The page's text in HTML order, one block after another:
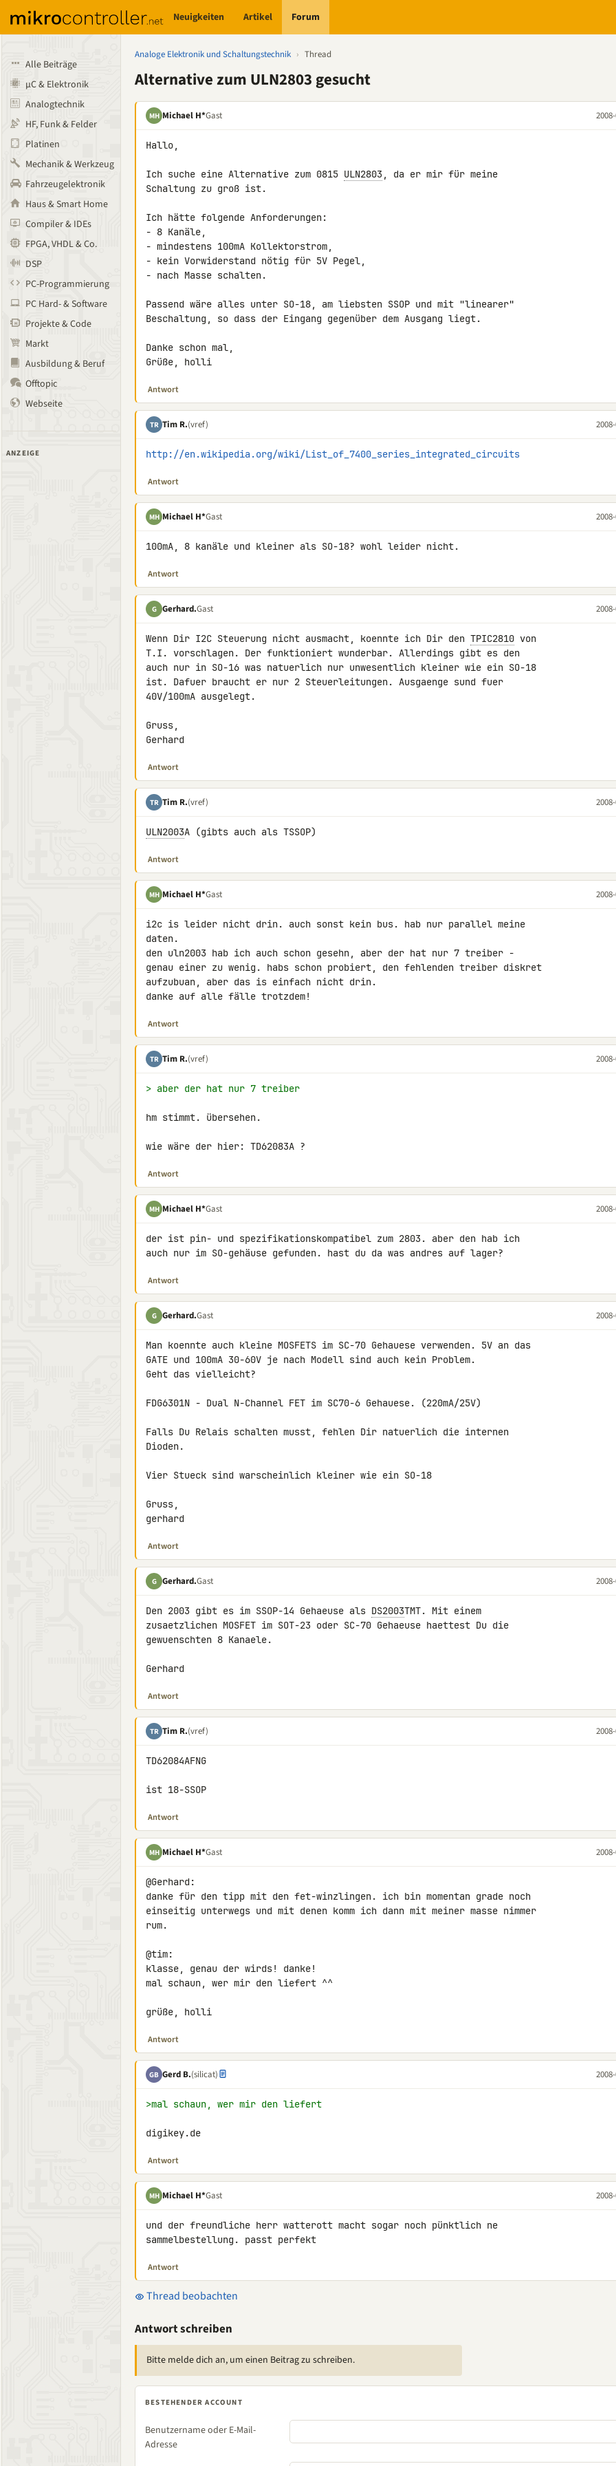
Neuigkeiten Artikel Forum
Alle Beiträge
µC & Elektronik
Analogtechnik
HF, Funk & Felder
Platinen
Mechanik & Werkzeug
Fahrzeugelektronik
Haus & Smart Home
Compiler & IDEs
FPGA, VHDL & Co.
DSP
PC-Programmierung
PC Hard- & Software
Projekte & Code
Markt
Ausbildung & Beruf
Offtopic
Webseite
ANZEIGE
Analoge Elektronik und Schaltungstechnik › Thread
Alternative zum ULN2803 gesucht
MH Michael H*Gast
Hallo,
Ich suche eine Alternative zum 0815 ULN2803, da er mir für meine
Schaltung zu groß ist.
Ich hätte folgende Anforderungen:
- 8 Kanäle,
- mindestens 100mA Kollektorstrom,
- kein Vorwiderstand nötig für 5V Pegel,
- nach Masse schalten.
Passend wäre alles unter SO-18, am liebsten SSOP und mit "linearer"
Beschaltung, so dass der Eingang gegenüber dem Ausgang liegt.
Danke schon mal,
Grüße, holli
Antwort
TR Tim R.(vref)
http://en.wikipedia.org/wiki/List_of_7400_series_integrated_circuits
Antwort
MH Michael H*Gast
100mA, 8 kanäle und kleiner als SO-18? wohl leider nicht.
Antwort
G Gerhard.Gast
Wenn Dir I2C Steuerung nicht ausmacht, koennte ich Dir den TPIC2810 von
T.I. vorschlagen. Der funktioniert wunderbar. Allerdings gibt es den
auch nur in SO-16 was natuerlich nur unwesentlich kleiner wie ein SO-18
ist. Dafuer braucht er nur 2 Steuerleitungen. Ausgaenge sund fuer
40V/100mA ausgelegt.
Gruss,
Gerhard
Antwort
TR Tim R.(vref)
ULN2003A (gibts auch als TSSOP)
Antwort
MH Michael H*Gast
i2c is leider nicht drin. auch sonst kein bus. hab nur parallel meine
daten.
den uln2003 hab ich auch schon gesehn, aber der hat nur 7 treiber -
genau einer zu wenig. habs schon probiert, den fehlenden treiber diskret
aufzubuan, aber das is einfach nicht drin.
danke auf alle fälle trotzdem!
Antwort
TR Tim R.(vref)
> aber der hat nur 7 treiber
hm stimmt. übersehen.
wie wäre der hier: TD62083A ?
Antwort
MH Michael H*Gast
der ist pin- und spezifikationskompatibel zum 2803. aber den hab ich
auch nur im SO-gehäuse gefunden. hast du da was andres auf lager?
Antwort
G Gerhard.Gast
Man koennte auch kleine MOSFETS im SC-70 Gehauese verwenden. 5V an das
GATE und 100mA 30-60V je nach Modell sind auch kein Problem.
Geht das vielleicht?
FDG6301N - Dual N-Channel FET im SC70-6 Gehauese. (220mA/25V)
Falls Du Relais schalten musst, fehlen Dir natuerlich die internen
Dioden.
Vier Stueck sind warscheinlich kleiner wie ein SO-18
Gruss,
gerhard
Antwort
G Gerhard.Gast
Den 2003 gibt es im SSOP-14 Gehaeuse als DS2003TMT. Mit einem
zusaetzlichen MOSFET im SOT-23 oder SC-70 Gehaeuse haettest Du die
gewuenschten 8 Kanaele.
Gerhard
Antwort
TR Tim R.(vref)
TD62084AFNG
ist 18-SSOP
Antwort
MH Michael H*Gast
@Gerhard:
danke für den tipp mit den fet-winzlingen. ich bin momentan grade noch
einseitig unterwegs und mit denen komm ich dann mit meiner masse nimmer
rum.
@tim:
klasse, genau der wirds! danke!
mal schaun, wer mir den liefert ^^
grüße, holli
Antwort
GB Gerd B.(silicat)
>mal schaun, wer mir den liefert
digikey.de
Antwort
MH Michael H*Gast
und der freundliche herr watterott macht sogar noch pünktlich ne
sammelbestellung. passt perfekt
Antwort
Thread beobachten
Antwort schreiben
Bitte melde dich an, um einen Beitrag zu schreiben.
BESTEHENDER ACCOUNT
Benutzername oder E-Mail-
Adresse